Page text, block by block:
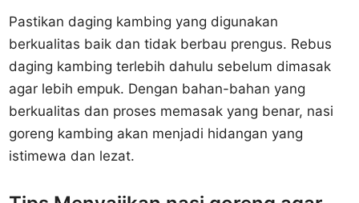
Pastikan daging kambing yang digunakan
berkualitas baik dan tidak berbau prengus. Rebus
daging kambing terlebih dahulu sebelum dimasak
agar lebih empuk. Dengan bahan-bahan yang
berkualitas dan proses memasak yang benar, nasi
goreng kambing akan menjadi hidangan yang
istimewa dan lezat.